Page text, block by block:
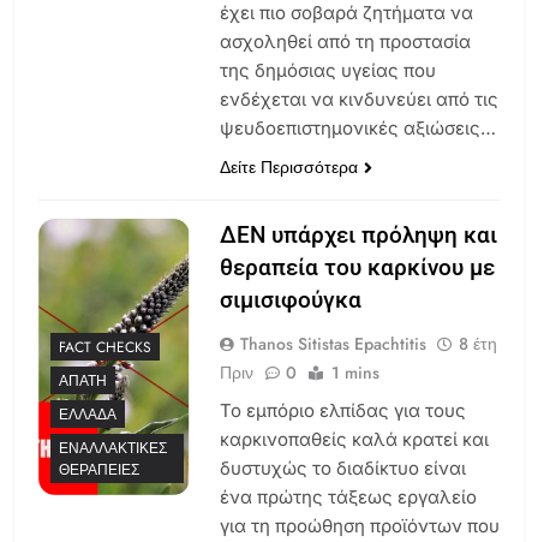
έχει πιο σοβαρά ζητήματα να
ασχοληθεί από τη προστασία
της δημόσιας υγείας που
ενδέχεται να κινδυνεύει από τις
ψευδοεπιστημονικές αξιώσεις…
Δείτε Περισσότερα
FACT CHECKS
ΑΠΆΤΗ
ΕΛΛΆΔΑ
ΕΝΑΛΛΑΚΤΙΚΈΣ
ΘΕΡΑΠΕΊΕΣ
ΔΕΝ υπάρχει πρόληψη και
θεραπεία του καρκίνου με
σιμισιφούγκα
Thanos Sitistas Epachtitis
8 έτη
Πριν
0 1 mins
Το εμπόριο ελπίδας για τους
καρκινοπαθείς καλά κρατεί και
δυστυχώς το διαδίκτυο είναι
ένα πρώτης τάξεως εργαλείο
για τη προώθηση προϊόντων που